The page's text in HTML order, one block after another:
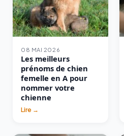
08 MAI 2026
Les meilleurs
prénoms de chien
femelle en A pour
nommer votre
chienne
Lire →